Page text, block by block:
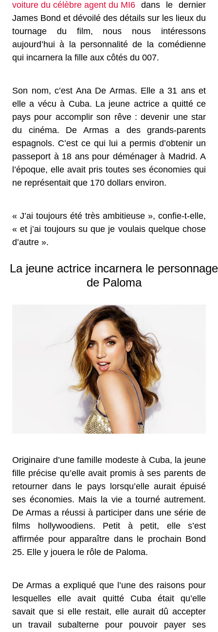
voiture du célèbre agent du MI6 dans le dernier
James Bond et dévoilé des détails sur les lieux du
tournage du film, nous nous intéressons
aujourd’hui à la personnalité de la comédienne
qui incarnera la fille aux côtés du 007.
Son nom, c’est Ana De Armas. Elle a 31 ans et
elle a vécu à Cuba. La jeune actrice a quitté ce
pays pour accomplir son rêve : devenir une star
du cinéma. De Armas a des grands-parents
espagnols. C’est ce qui lui a permis d’obtenir un
passeport à 18 ans pour déménager à Madrid. A
l’époque, elle avait pris toutes ses économies qui
ne représentait que 170 dollars environ.
« J’ai toujours été très ambitieuse », confie-t-elle,
« et j’ai toujours su que je voulais quelque chose
d’autre ».
La jeune actrice incarnera le personnage
de Paloma
Originaire d’une famille modeste à Cuba, la jeune
fille précise qu’elle avait promis à ses parents de
retourner dans le pays lorsqu’elle aurait épuisé
ses économies. Mais la vie a tourné autrement.
De Armas a réussi à participer dans une série de
films hollywoodiens. Petit à petit, elle s’est
affirmée pour apparaître dans le prochain Bond
25. Elle y jouera le rôle de Paloma.
De Armas a expliqué que l’une des raisons pour
lesquelles elle avait quitté Cuba était qu’elle
savait que si elle restait, elle aurait dû accepter
un travail subalterne pour pouvoir payer ses